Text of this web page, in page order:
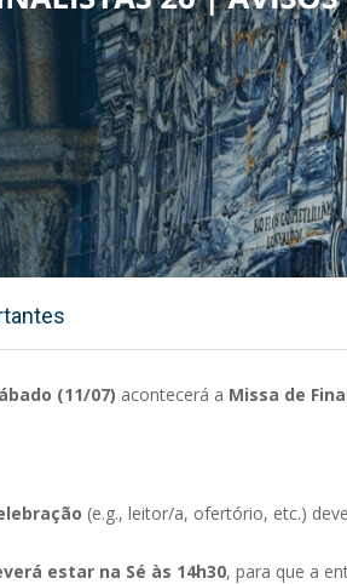
(11/07) acontecerá a Missa de
(e.g., leitor/a, ofertório, etc.)
estar na Sé às 14h30, para que a